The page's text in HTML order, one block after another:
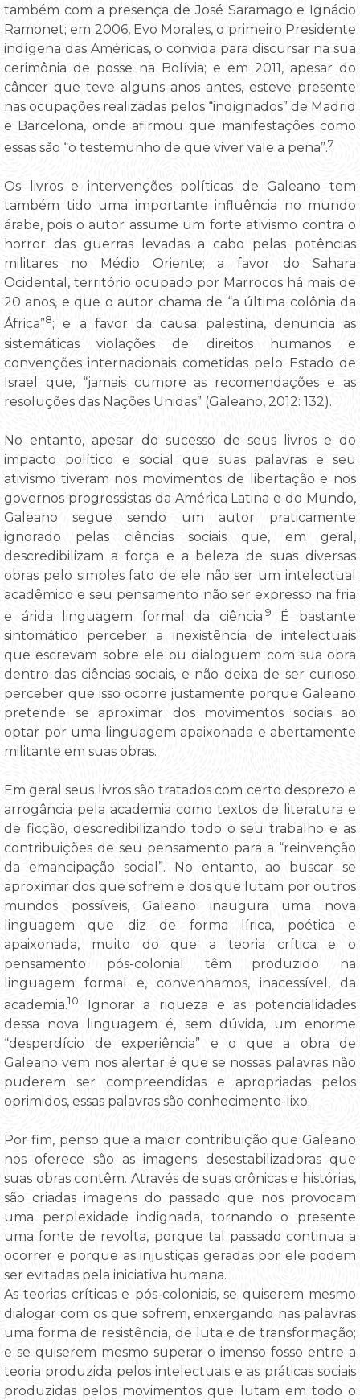
também com a presença de José Saramago e Ignácio
Ramonet; em 2006, Evo Morales, o primeiro Presidente
indígena das Américas, o convida para discursar na sua
cerimônia de posse na Bolívia; e em 2011, apesar do
câncer que teve alguns anos antes, esteve presente
nas ocupações realizadas pelos “indignados” de Madrid
e Barcelona, onde afirmou que manifestações como
essas são “o testemunho de que viver vale a pena”.7
Os livros e intervenções políticas de Galeano tem
também tido uma importante influência no mundo
árabe, pois o autor assume um forte ativismo contra o
horror das guerras levadas a cabo pelas potências
militares no Médio Oriente; a favor do Sahara
Ocidental, território ocupado por Marrocos há mais de
20 anos, e que o autor chama de “a última colônia da
África”8; e a favor da causa palestina, denuncia as
sistemáticas violações de direitos humanos e
convenções internacionais cometidas pelo Estado de
Israel que, “jamais cumpre as recomendações e as
resoluções das Nações Unidas” (Galeano, 2012: 132).
No entanto, apesar do sucesso de seus livros e do
impacto político e social que suas palavras e seu
ativismo tiveram nos movimentos de libertação e nos
governos progressistas da América Latina e do Mundo,
Galeano segue sendo um autor praticamente
ignorado pelas ciências sociais que, em geral,
descredibilizam a força e a beleza de suas diversas
obras pelo simples fato de ele não ser um intelectual
acadêmico e seu pensamento não ser expresso na fria
e árida linguagem formal da ciência.9
É bastante
sintomático perceber a inexistência de intelectuais
que escrevam sobre ele ou dialoguem com sua obra
dentro das ciências sociais, e não deixa de ser curioso
perceber que isso ocorre justamente porque Galeano
pretende se aproximar dos movimentos sociais ao
optar por uma linguagem apaixonada e abertamente
militante em suas obras.
Em geral seus livros são tratados com certo desprezo e
arrogância pela academia como textos de literatura e
de ficção, descredibilizando todo o seu trabalho e as
contribuições de seu pensamento para a “reinvenção
da emancipação social”. No entanto, ao buscar se
aproximar dos que sofrem e dos que lutam por outros
mundos possíveis, Galeano inaugura uma nova
linguagem que diz de forma lírica, poética e
apaixonada, muito do que a teoria crítica e o
pensamento pós-colonial têm produzido na
linguagem formal e, convenhamos, inacessível, da
academia.10
Ignorar a riqueza e as potencialidades
dessa nova linguagem é, sem dúvida, um enorme
“desperdício de experiência” e o que a obra de
Galeano vem nos alertar é que se nossas palavras não
puderem ser compreendidas e apropriadas pelos
oprimidos, essas palavras são conhecimento-lixo.
Por fim, penso que a maior contribuição que Galeano
nos oferece são as imagens desestabilizadoras que
suas obras contêm. Através de suas crônicas e histórias,
são criadas imagens do passado que nos provocam
uma perplexidade indignada, tornando o presente
uma fonte de revolta, porque tal passado continua a
ocorrer e porque as injustiças geradas por ele podem
ser evitadas pela iniciativa humana.
As teorias críticas e pós-coloniais, se quiserem mesmo
dialogar com os que sofrem, enxergando nas palavras
uma forma de resistência, de luta e de transformação;
e se quiserem mesmo superar o imenso fosso entre a
teoria produzida pelos intelectuais e as práticas sociais
produzidas pelos movimentos que lutam em todo o